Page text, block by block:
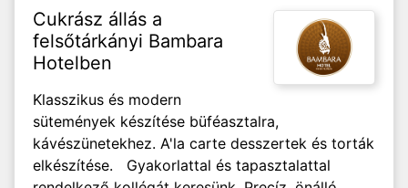
Cukrász állás a
felsőtárkányi Bambara
Hotelben
Klasszikus és modern
sütemények készítése büféasztalra,
kávészünetekhez. A'la carte desszertek és torták
elkészítése. Gyakorlattal és tapasztalattal